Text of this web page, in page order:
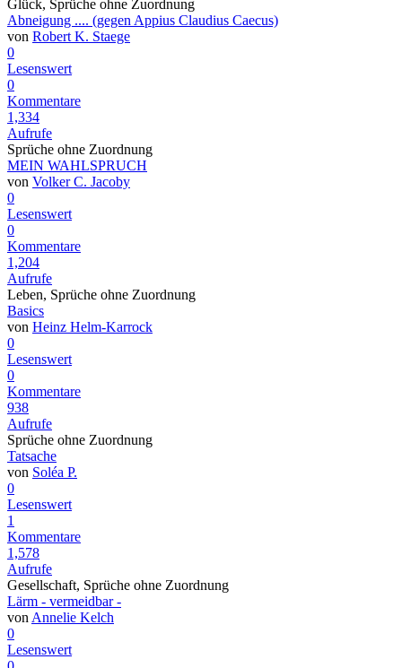
Glück, Sprüche ohne Zuordnung
Abneigung .... (gegen Appius Claudius Caecus)
von Robert K. Staege
0
Lesenswert
0
Kommentare
1,334
Aufrufe
Sprüche ohne Zuordnung
MEIN WAHLSPRUCH
von Volker C. Jacoby
0
Lesenswert
0
Kommentare
1,204
Aufrufe
Leben, Sprüche ohne Zuordnung
Basics
von Heinz Helm-Karrock
0
Lesenswert
0
Kommentare
938
Aufrufe
Sprüche ohne Zuordnung
Tatsache
von Soléa P.
0
Lesenswert
1
Kommentare
1,578
Aufrufe
Gesellschaft, Sprüche ohne Zuordnung
Lärm - vermeidbar -
vonAnnelie Kelch
0
Lesenswert